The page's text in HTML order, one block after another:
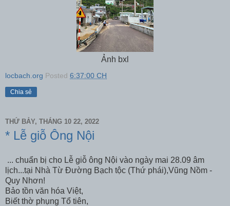
Ảnh bxl
locbach.org Posted 6:37:00 CH
Chia sẻ
THỨ BẢY, THÁNG 10 22, 2022
* Lễ giỗ Ông Nội
... chuẩn bị cho Lễ giỗ ông Nội vào ngày mai 28.09 âm
lịch...tại Nhà Từ Đường Bạch tộc (Thứ phái),Vũng Nồm -
Quy Nhơn!
Bảo tồn văn hóa Việt,
Biết thờ phụng Tổ tiên,